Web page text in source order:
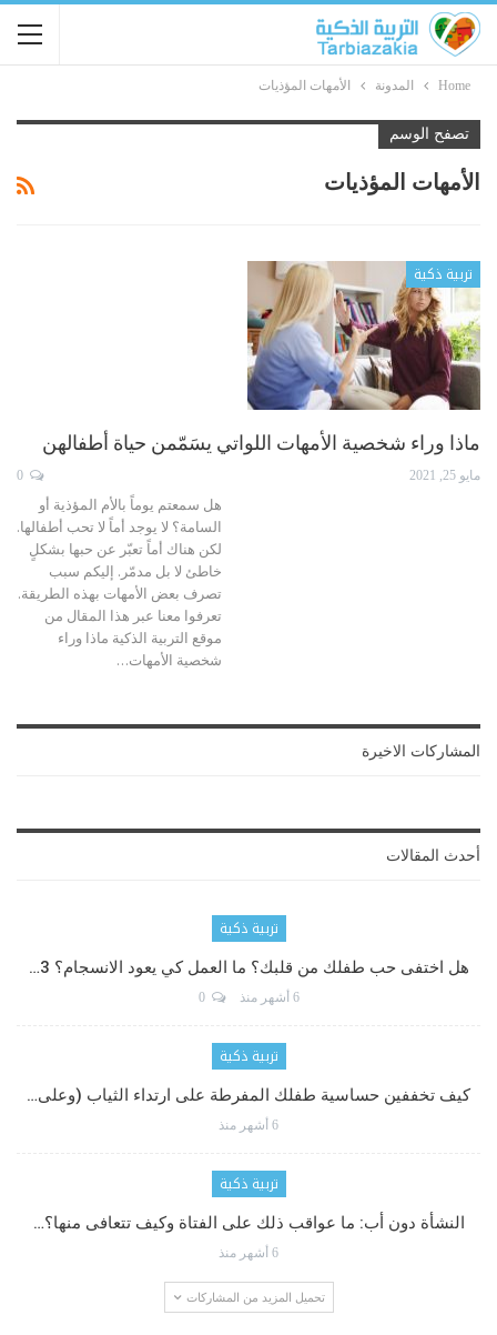
Home المدونة الأمهات المؤذيات
تصفح الوسم
الأمهات المؤذيات
تربية ذكية
ماذا وراء شخصية الأمهات اللواتي يسَمّمن حياة أطفالهن
مايو 25, 2021
هل سمعتم يوماً بالأم المؤذية أو
السامة؟ لا يوجد أماً لا تحب أطفالها.
لكن هناك أماً تعبّر عن حبها بشكلٍ
خاطئ لا بل مدمّر. إليكم سبب
تصرف بعض الأمهات بهذه الطريقة.
تعرفوا معنا عبر هذا المقال من
موقع التربية الذكية ماذا وراء
شخصية الأمهات…
المشاركات الاخيرة
أحدث المقالات
تربية ذكية
هل اختفى حب طفلك من قلبك؟ ما العمل كي يعود الانسجام؟ 3…
6 أشهر منذ 0
تربية ذكية
كيف تخففين حساسية طفلك المفرطة على ارتداء الثياب (وعلى…
6 أشهر منذ
تربية ذكية
النشأة دون أب: ما عواقب ذلك على الفتاة وكيف تتعافى منها؟…
6 أشهر منذ
تحميل المزيد من المشاركات